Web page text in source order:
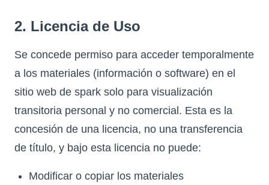
2. Licencia de Uso
Se concede permiso para acceder temporalmente
a los materiales (información o software) en el
sitio web de spark solo para visualización
transitoria personal y no comercial. Esta es la
concesión de una licencia, no una transferencia
de título, y bajo esta licencia no puede:
Modificar o copiar los materiales